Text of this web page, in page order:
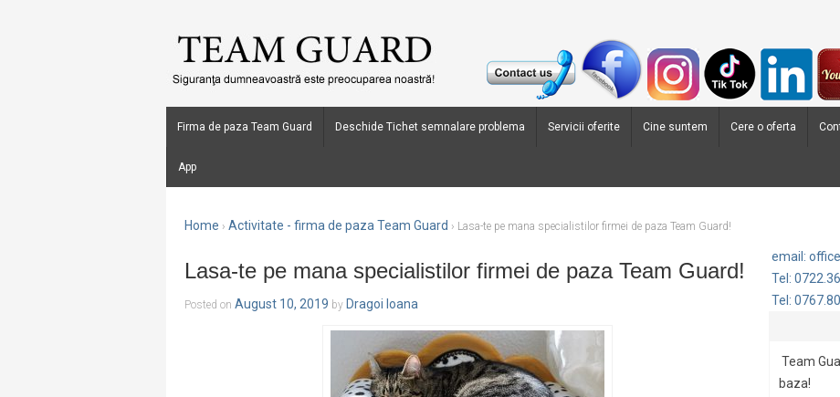
Firma de paza Team Guard Deschide Tichet semnalare problema Servicii oferite Cine suntem Cere o oferta
App
Home › Activitate - firma de paza Team Guard › Lasa-te pe mana specialistilor firmei de paza Team Guard!
Lasa-te pe mana specialistilor firmei de paza Team Guard!
Posted on August 10, 2019 by Dragoi Ioana
email:
Tel:
Tel:
Team
baza!